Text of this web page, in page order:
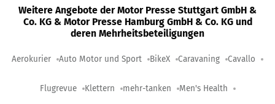
Weitere Angebote der Motor Presse Stuttgart GmbH &
Co. KG & Motor Presse Hamburg GmbH & Co. KG und
deren Mehrheitsbeteiligungen
Aerokurier Auto Motor und Sport BikeX Caravaning Cavallo
Flugrevue Klettern mehr-tanken Men's Health